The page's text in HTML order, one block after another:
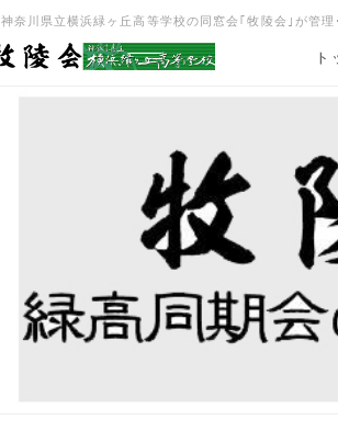
神奈川県立横浜緑ヶ丘高等学校の同窓会｢牧陵会｣が
ト